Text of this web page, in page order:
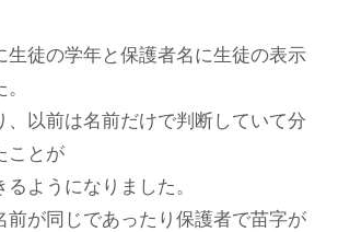
生徒の学年と保護者名に生徒の表示
、以前は名前だけで判断していて分
ことが
ようになりました。
前が同じであったり保護者で苗字が